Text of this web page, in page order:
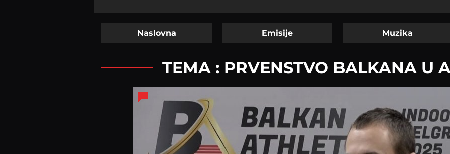
Naslovna Emisije Muzika
TEMA : PRVENSTVO BALKANA U